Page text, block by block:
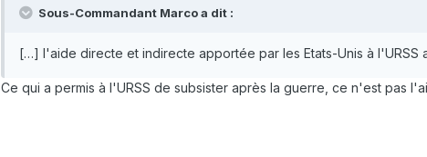
Sous-Commandant Marco a dit :
[…] l'aide directe et indirecte apportée par les Etats-Unis à
Ce qui a permis à l'URSS de subsister après la guerre, ce n'est pas